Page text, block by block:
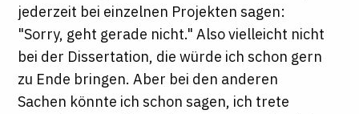
jederzeit bei einzelnen Projekten sagen:
"Sorry, geht gerade nicht." Also vielleicht nicht
bei der Dissertation, die würde ich schon gern
zu Ende bringen. Aber bei den anderen
Sachen könnte ich schon sagen, ich trete